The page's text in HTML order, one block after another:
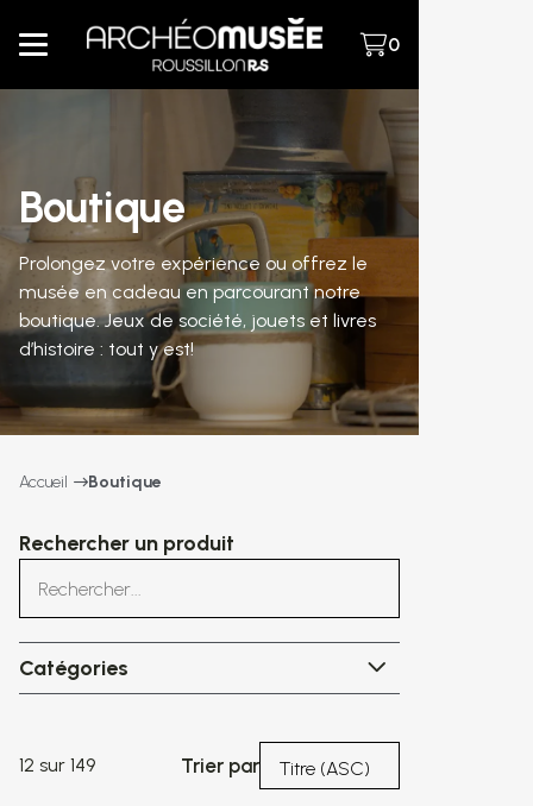
0
Boutique
Prolongez votre expérience ou offrez le
musée en cadeau en parcourant notre
boutique. Jeux de société, jouets et livres
d’histoire : tout y est!
Accueil Boutique
Rechercher un produit
Catégories
12 sur 149 Trier par